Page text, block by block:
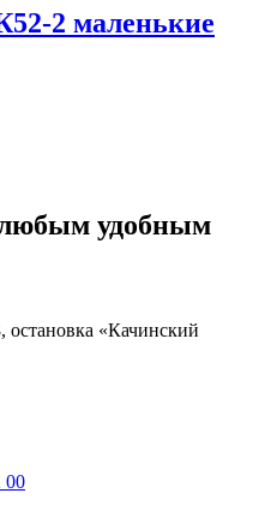
2 маленькие
удобным
остановка «Качинский
00